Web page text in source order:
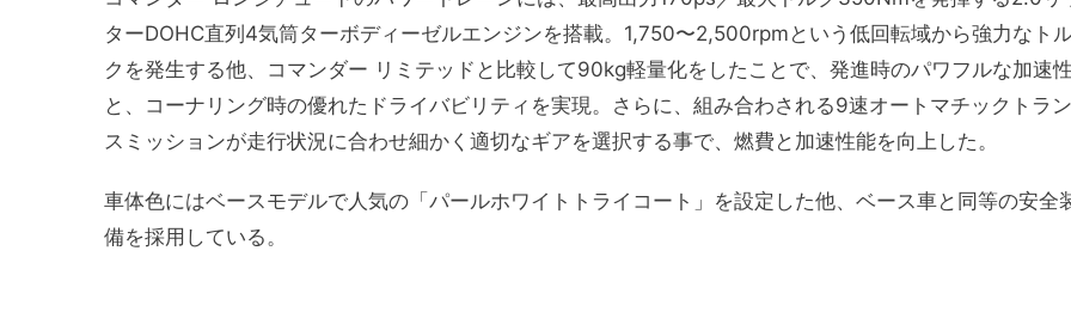
ターDOHC直列4気筒ターボディーゼルエンジンを搭載。1,750〜2,500rpmという低回転域から強力なト
クを発生する他、コマンダー リミテッドと比較して90kg軽量化をしたことで、発進時のパワフルな加速
と、コーナリング時の優れたドライバビリティを実現。さらに、組み合わされる9速オートマチックトラン
スミッションが走行状況に合わせ細かく適切なギアを選択する事で、燃費と加速性能を向上した。
車体色にはベースモデルで人気の「パールホワイトトライコート」を設定した他、 ベース車と同等の安全
備を採用している。